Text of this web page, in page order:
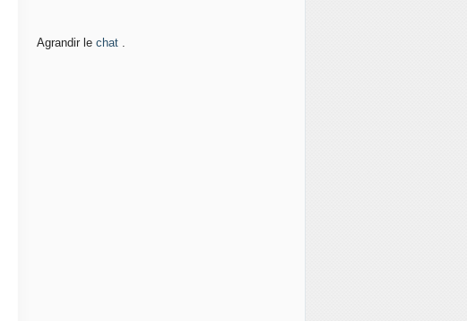
Agrandir le chat .